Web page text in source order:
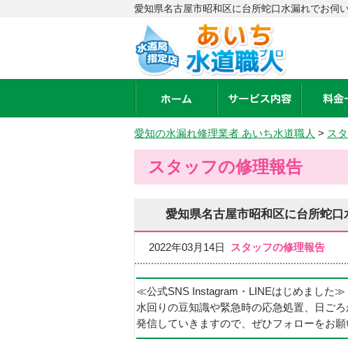
愛知県名古屋市昭和区に台所蛇口水漏れでお伺
愛知の水漏れ修理業者 あいち水道職人 > ス
スタッフの修理報告
愛知県名古屋市昭和区に台所蛇口
2022年03月14日 スタッフの修理報告
≪公式SNS Instagram・LINEはじめました≫
水回りの豆知識や緊急時の応急処置、日ご
発信していきますので、ぜひフォローをお願